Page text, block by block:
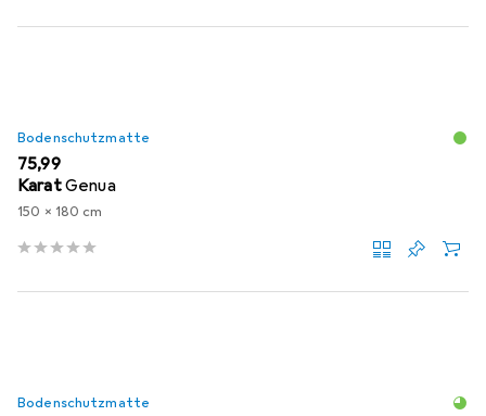
Bodenschutzmatte
EUR
75,99
KaratGenua
150 x 180 cm
Bodenschutzmatte